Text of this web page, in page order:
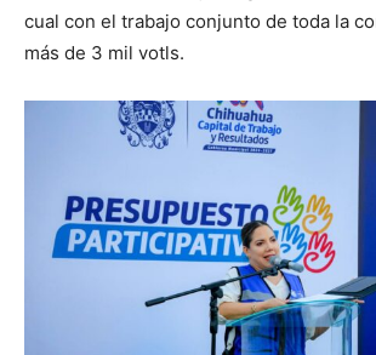
cual con el trabajo conjunto de toda la
más de 3 mil votls.